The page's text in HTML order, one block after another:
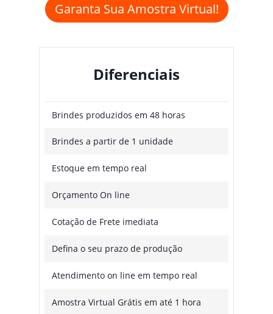
Garanta Sua Amostra Virtual!
Diferenciais
Brindes produzidos em 48 horas
Brindes a partir de 1 unidade
Estoque em tempo real
Orçamento On line
Cotação de Frete imediata
Defina o seu prazo de produção
Atendimento on line em tempo real
Amostra Virtual Grátis em até 1 hora